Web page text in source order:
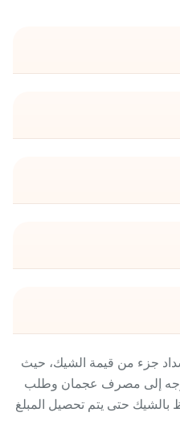
جزء من قيمة الشيك، حيث
إلى مصرف عجمان وطلب
بالشيك حتى يتم تحصيل المبلغ